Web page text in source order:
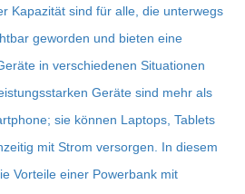
Kapazität sind für alle, die unterwegs
geworden und bieten eine
in verschiedenen Situationen
Geräte sind mehr als
sie können Laptops, Tablets
mit Strom versorgen. In diesem
Vorteile einer Powerbank mit